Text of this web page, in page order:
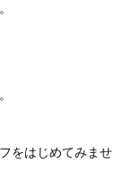
をはじめてみませ